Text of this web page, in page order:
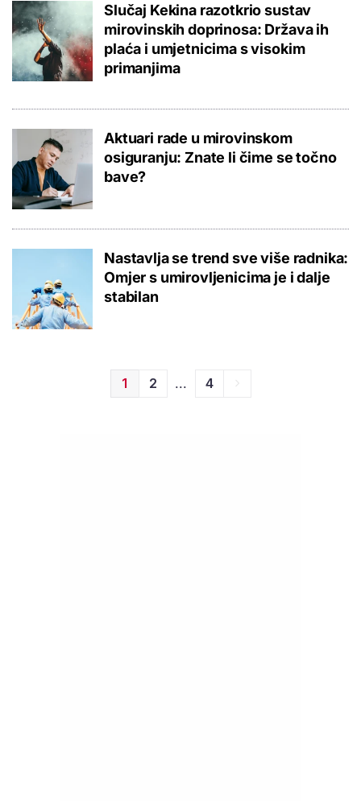
Slučaj Kekina razotkrio sustav
mirovinskih doprinosa: Država ih
plaća i umjetnicima s visokim
primanjima
Aktuari rade u mirovinskom
osiguranju: Znate li čime se točno
bave?
Nastavlja se trend sve više radnika:
Omjer s umirovljenicima je i dalje
stabilan
1 2 ... 4